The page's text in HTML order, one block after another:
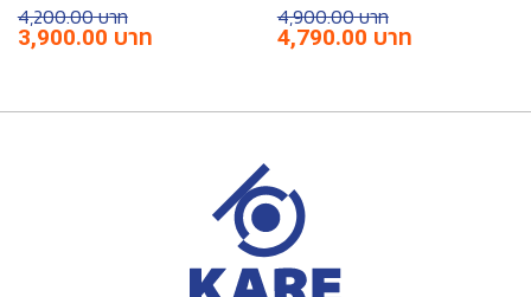
4,200.00
Original
price
3,900.00 Current
price
4,900.00
Original
price
4,790.00 Current
price